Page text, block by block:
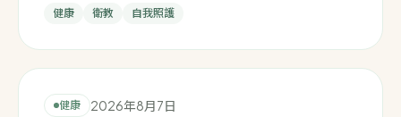
健康 衛教 自我照護
健康 2026年8月7日